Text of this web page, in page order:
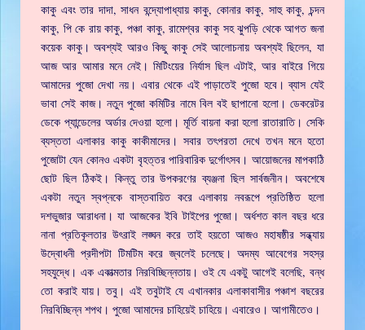
কাকু এবং তার দাদা, সাধন বন্দ্যোপাধ্যায় কাকু, কোনার কাকু, সাহু কাকু, চন্দন
কাকু, পি কে রায় কাকু, পঞ্চা কাকু, রামেশ্বর কাকু সহ ঝুপড়ি থেকে আগত জনা
কয়েক কাকু। অবশ্যই আরও কিছু কাকু সেই আলোচনায় অবশ্যই ছিলেন, যা
আজ আর আমার মনে নেই। মিটিংয়ের নির্যাস ছিল এটাই, আর বাইরে গিয়ে
আমাদের পুজো দেখা নয়। এবার থেকে এই পাড়াতেই পুজো হবে। ব্যাস যেই
ভাবা সেই কাজ। নতুন পুজো কমিটির নামে বিল বই ছাপানো হলো। ডেকরেটর
ডেকে প্যান্ডেলের অর্ডার দেওয়া হলো। মূর্তি বায়না করা হলো রাতারাতি। সেকি
ব্যস্ততা এলাকার কাকু কাকীমাদের। সবার তৎপরতা দেখে তখন মনে হতো
পুজোটা যেন কোনও একটা বৃহত্তর পারিবারিক দুর্গোৎসব। আয়োজনের মাপকাঠি
ছোট ছিল ঠিকই। কিন্তু তার উপকরণের ব্যঞ্জনা ছিল সার্বজনীন। অবশেষে
একটা নতুন স্বপ্নকে বাস্তবায়িত করে এলাকায় নবরূপে প্রতিষ্ঠিত হলো
দশভুজার আরাধনা। যা আজকের ইবি টাইপের পুজো। অর্ধশত কাল বছর ধরে
নানা প্রতিকূলতার উৎরাই লঙ্ঘন করে তাই হয়তো আজও মহাষষ্ঠীর সন্ধ্যায়
উদ্বোধনী প্রদীপটা টিমটিম করে জ্বলেই চলেছে। অদম্য আবেগের সহস্র
সহযুদ্ধে। এক একাত্মতার নিরবিচ্ছিন্নতায়। ওই যে একটু আগেই বলেছি, বন্ধ
তো করাই যায়। তবু। এই তবুটাই যে এখানকার এলাকাবাসীর পঞ্চাশ বছরের
নিরবিচ্ছিন্ন শপথ। পুজো আমাদের চাহিয়েই চাহিয়ে। এবারেও। আগামীতেও।